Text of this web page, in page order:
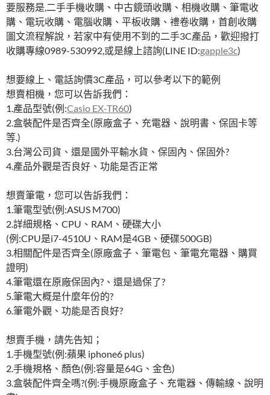
要服務是,二手手機收購、中古鏡頭收購、相機收購、筆電收
購、電玩收購、電腦收購、平板收購、禮卷收購，首創收購
圖文流程解說，若家中有使用不到的二手3C產品，歡迎撥打
收購專線0989-530992,或是線上諮詢(LINE ID:gapple3c)
想要線上、電話詢價3C產品，可以參考以下的範例
想賣相機，您可以告訴我們：
1.產品型號(例:Casio EX-TR60)
2.盒裝配件是否齊全(原廠盒子、充電器、說明書、保固卡等
等.)
3.台灣公司貨、還是國外平輸水貨、保固內、保固外?
4.產品外觀是否良好、功能是否正常
想賣筆電，您可以告訴我們：
1.筆電型號(例:ASUS M700)
2.詳細規格、CPU、RAM、硬碟大小
(例:CPU是i7-4510U、RAM是4GB、硬碟500GB)
3.相關配件是否齊全(原廠盒子、筆電包、筆電充電器、購買
證明)
4.筆電還在原廠保固內?、還是過保了?
5.筆電大概是什麼年份的?
6.筆電外觀、功能是否良好?
想賣手機，請先告知；
1.手機型號(例:蘋果 iphone6 plus)
2.手機規格、顏色(例:容量是64G、金色)
3.盒裝配件齊全嗎?(例:手機原廠盒子、充電器、傳輸線、說明